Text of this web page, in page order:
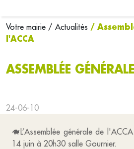
Votre mairie / Actualités /
l'ACCA
ASSEMBLÉE
24-06-10
🐗L’Assemblée générale de
14 juin à 20h30 salle Gournier.